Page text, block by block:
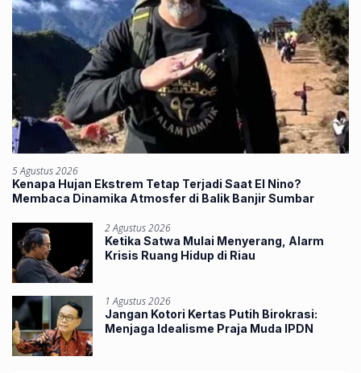
5 Agustus 2026
Kenapa Hujan Ekstrem Tetap Terjadi Saat El Nino?
Membaca Dinamika Atmosfer di Balik Banjir Sumbar
2 Agustus 2026
Ketika Satwa Mulai Menyerang, Alarm
Krisis Ruang Hidup di Riau
1 Agustus 2026
Jangan Kotori Kertas Putih Birokrasi:
Menjaga Idealisme Praja Muda IPDN